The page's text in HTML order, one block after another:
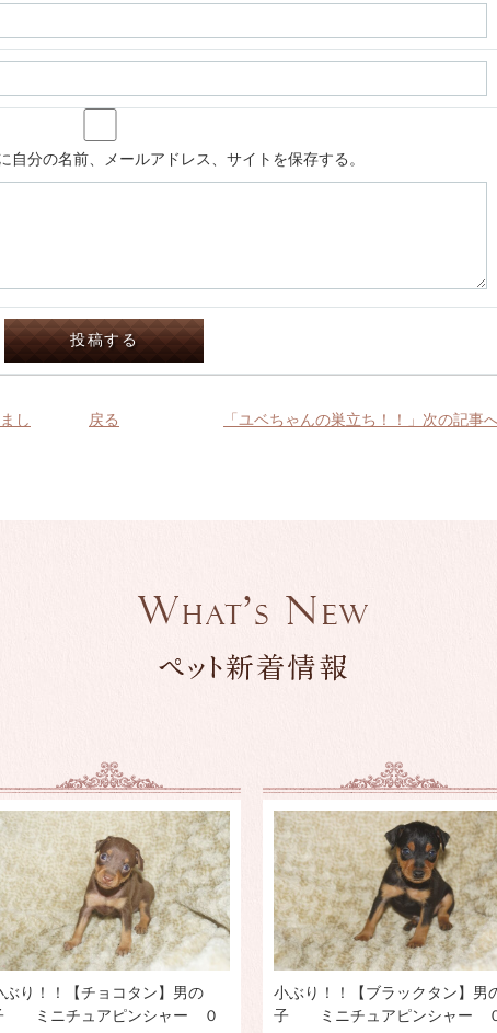
分の名前、メールアドレス、サイトを保存する。
し
戻る 「ユベちゃんの巣立ち！！」次の記事
ぶり！！【チョコタン】男の
ミニチュアピンシャー ０
小ぶり！！【ブラックタン】男
子 ミニチュアピンシャー